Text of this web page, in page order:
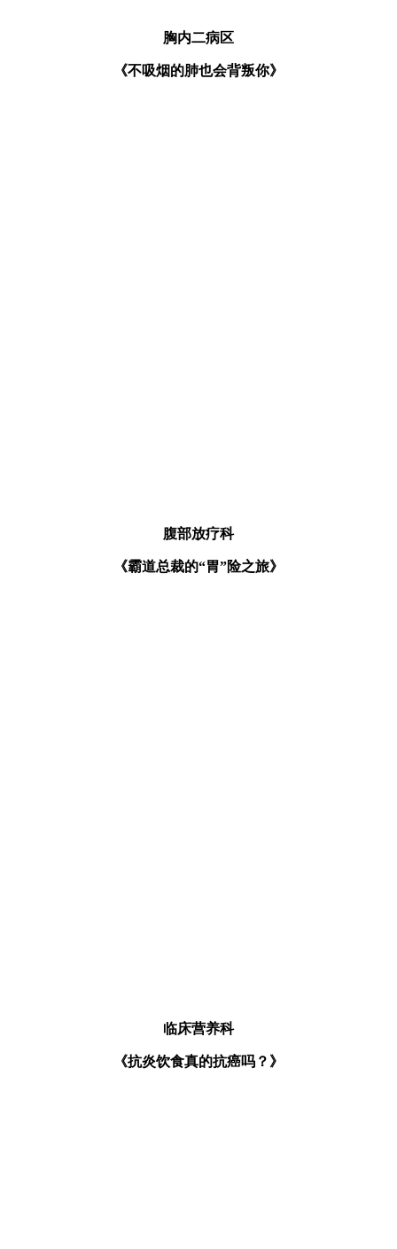
胸内二病区
《不吸烟的肺也会背叛你》
腹部放疗科
《霸道总裁的“胃”险之旅》
临床营养科
《抗炎饮食真的抗癌吗？》